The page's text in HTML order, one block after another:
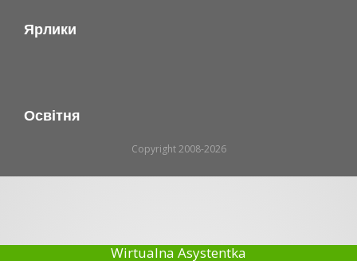
Ярлики
Освітня
Copyright 2008-2026
Wirtualna Asystentka